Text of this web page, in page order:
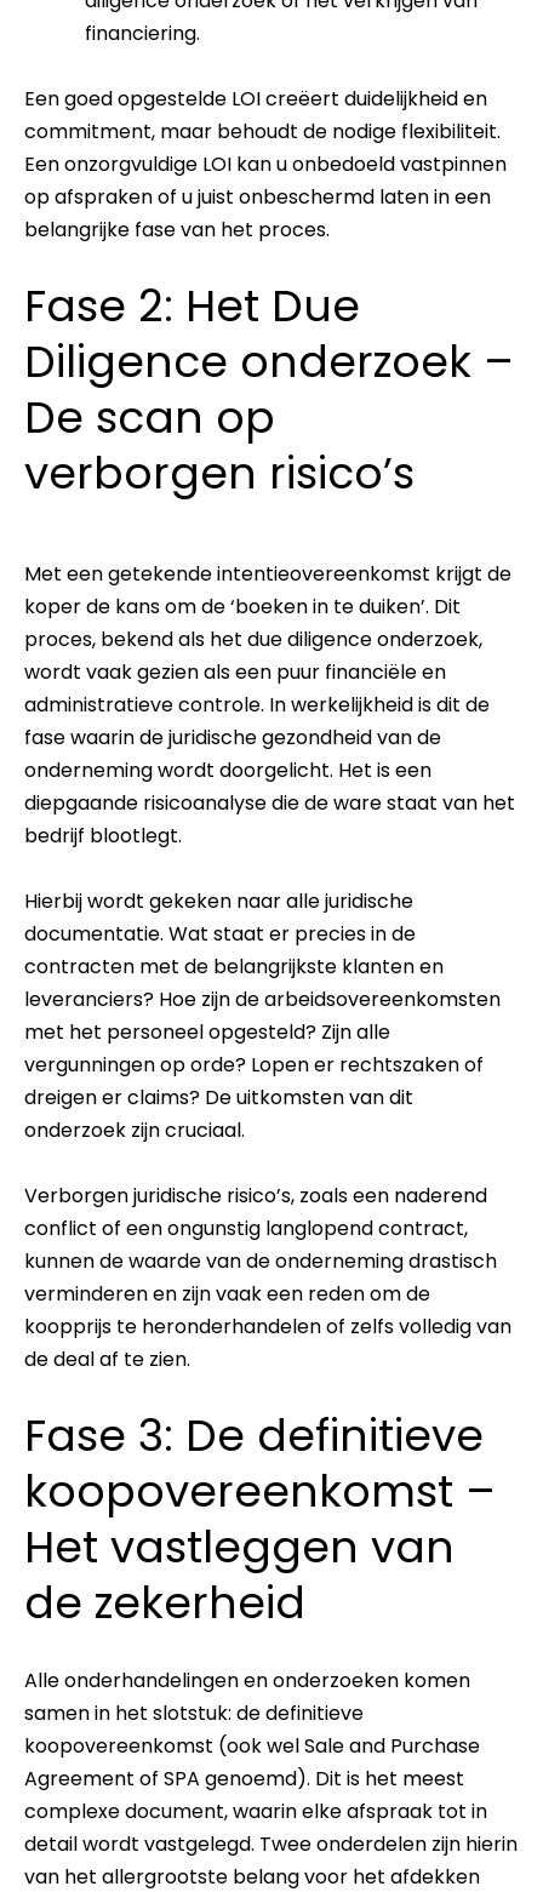
financiering.
Een goed opgestelde LOI creëert duidelijkheid en
commitment, maar behoudt de nodige flexibiliteit.
Een onzorgvuldige LOI kan u onbedoeld vastpinnen
op afspraken of u juist onbeschermd laten in een
belangrijke fase van het proces.
Fase 2: Het Due
Diligence onderzoek –
De scan op
verborgen risico’s
Met een getekende intentieovereenkomst krijgt de
koper de kans om de ‘boeken in te duiken’. Dit
proces, bekend als het due diligence onderzoek,
wordt vaak gezien als een puur financiële en
administratieve controle. In werkelijkheid is dit de
fase waarin de juridische gezondheid van de
onderneming wordt doorgelicht. Het is een
diepgaande risicoanalyse die de ware staat van het
bedrijf blootlegt.
Hierbij wordt gekeken naar alle juridische
documentatie. Wat staat er precies in de
contracten met de belangrijkste klanten en
leveranciers? Hoe zijn de arbeidsovereenkomsten
met het personeel opgesteld? Zijn alle
vergunningen op orde? Lopen er rechtszaken of
dreigen er claims? De uitkomsten van dit
onderzoek zijn cruciaal.
Verborgen juridische risico’s, zoals een naderend
conflict of een ongunstig langlopend contract,
kunnen de waarde van de onderneming drastisch
verminderen en zijn vaak een reden om de
koopprijs te heronderhandelen of zelfs volledig van
de deal af te zien.
Fase 3: De definitieve
koopovereenkomst –
Het vastleggen van
de zekerheid
Alle onderhandelingen en onderzoeken komen
samen in het slotstuk: de definitieve
koopovereenkomst (ook wel Sale and Purchase
Agreement of SPA genoemd). Dit is het meest
complexe document, waarin elke afspraak tot in
detail wordt vastgelegd. Twee onderdelen zijn hierin
van het allergrootste belang voor het afdekken